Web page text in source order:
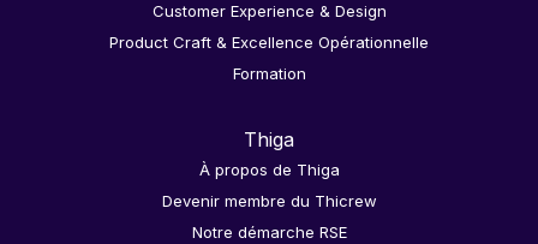
Customer Experience & Design
Product Craft & Excellence Opérationnelle
Formation
Thiga
À propos de Thiga
Devenir membre du Thicrew
Notre démarche RSE